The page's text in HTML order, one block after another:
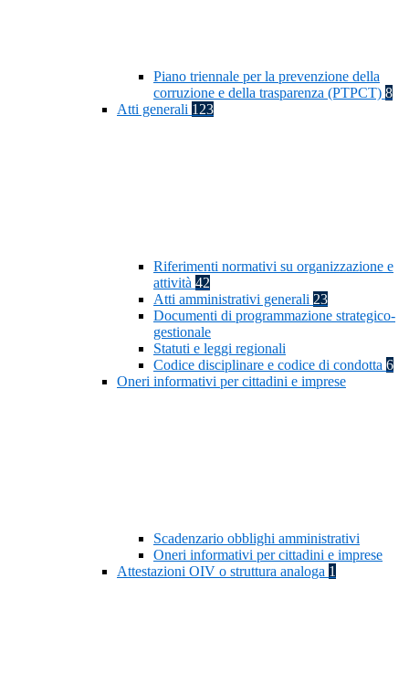
Piano triennale per la prevenzione della
corruzione e della trasparenza (PTPCT) 8
Atti generali 123
Riferimenti normativi su organizzazione e
attività 42
Atti amministrativi generali 23
Documenti di programmazione strategico-
gestionale
Statuti e leggi regionali
Codice disciplinare e codice di condotta 6
Oneri informativi per cittadini e imprese
Scadenzario obblighi amministrativi
Oneri informativi per cittadini e imprese
Attestazioni OIV o struttura analoga 1